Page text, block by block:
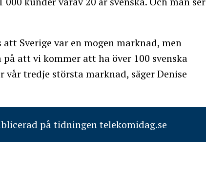
Sverige var en mogen marknad, men
på att vi kommer att ha över 100 svenska
tredje största marknad, säger Denise
på tidningen telekomidag.se